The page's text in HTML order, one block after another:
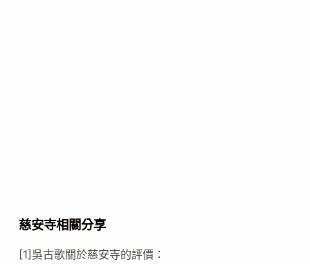
慈安寺相關分享
[1]吳古歌關於慈安寺的評價：